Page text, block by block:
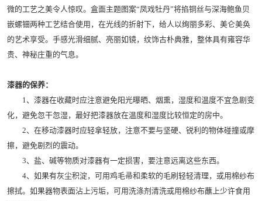
微的工艺之美令人惊叹。盒面主题图案“凤戏牡丹”将掐铜丝与深海鲍鱼贝
嵌螺钿两种工艺结合使用，在光线的折射下，给人以绚丽多彩、美仑美奂
的艺术享受。手感光滑细腻、亮丽如镜，纹饰古朴典雅，整体具有雍容华
贵、神秘庄重的气息。
漆器的保养：
1、漆器在收藏时应注意避免阳光曝晒、烟熏，湿度和温度不宜急剧变
化，避免忽干忽湿，最好把漆器放在温度和湿度比较恒定的房中。
2、在移动漆器时应轻拿轻放，注意不要与坚硬、锐利的物体碰撞或摩
擦，避免剧烈的震动。
3、盐、碱等物质对漆器有一定损害，要注意远离这些东西。
4、如果有灰尘积淀，可用鸡毛帚和柔软的毛刷轻轻清理，或用棉纱布
擦拭。如果器物表面沾上污垢，可用洗涤剂清洗或用棉纱布蘸上少许食用